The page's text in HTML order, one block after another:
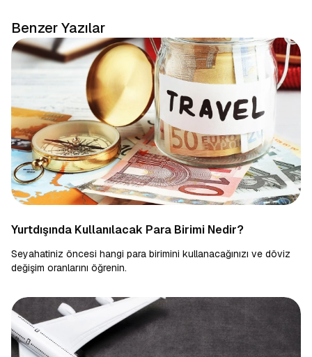
Benzer Yazılar
Yurtdışında Kullanılacak Para Birimi Nedir?
Seyahatiniz öncesi hangi para birimini kullanacağınızı ve döviz
değişim oranlarını öğrenin.